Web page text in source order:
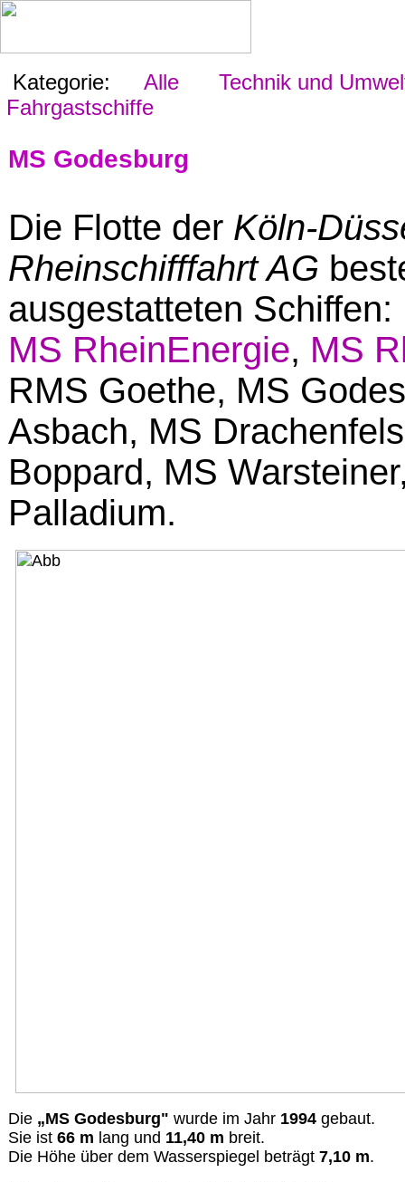
Kategorie: Alle
Technik und
Fahrgastschiffe
MS Godesburg
Die Flotte der Köln-
Rheinschifffahrt AG
ausgestatteten Schiffen:
MS RheinEnergie, MS
RMS Goethe, MS
Asbach, MS
Boppard, MS
Palladium.
Die „MS Godesburg" wurde im Jahr 1994 gebaut.
Sie ist 66 m lang und 11,40 m breit.
Die Höhe über dem Wasserspiegel beträgt 7,10 m.